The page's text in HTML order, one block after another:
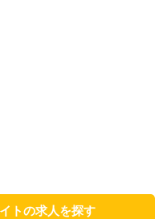
トの求人を探す